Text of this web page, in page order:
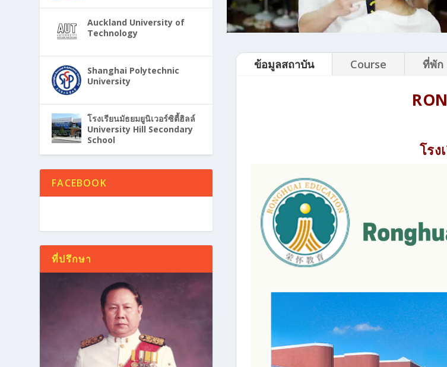
ข้อมูลสถาบัน Course ที่พัก
โรง
Auckland University of
Technology
Shanghai Polytechnic
University
โรงเรียนมัธยมยูนิเวอร์ซิตี้ฮิลล์
University Hill Secondary
School
FACEBOOK
ที่ปรึกษา